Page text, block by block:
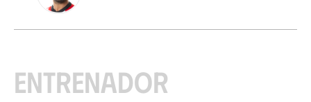
Entrenador